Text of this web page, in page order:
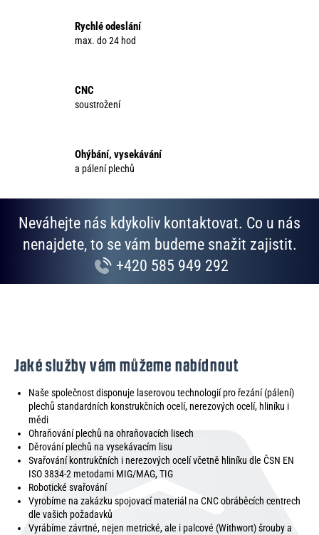
ý
u
Rychlé odeslání
max. do 24 hod
CNC
soustrožení
Ohýbání, vysekávání
a pálení plechů
Neváhejte nás kdykoliv kontaktovat. Co u nás
nenajdete, to se vám budeme snažit zajistit.
+420 585 949 292
Jaké služby vám můžeme nabídnout
Naše společnost disponuje laserovou technologií pro řezání (pálení)
plechů standardních konstrukčních ocelí, nerezových ocelí, hliníku i
mědi
Ohraňování plechů na ohraňovacích lisech
Děrování plechů na vysekávacím lisu
Svařování kontrukčních i nerezových ocelí včetně hliníku dle ČSN EN
ISO 3834-2 metodami MIG/MAG, TIG
Robotické svařování
Vyrobíme na zakázku spojovací materiál na CNC obráběcích centrech
dle vašich požadavků
Vyrábíme závrtné, nejen metrické, ale i palcové (Withwort) šrouby a